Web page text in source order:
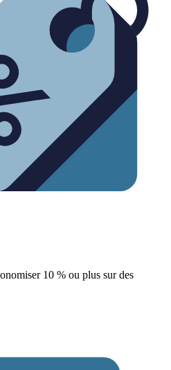
10 % ou plus sur des